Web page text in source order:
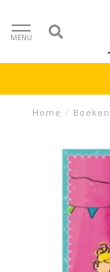
MENU
Home /